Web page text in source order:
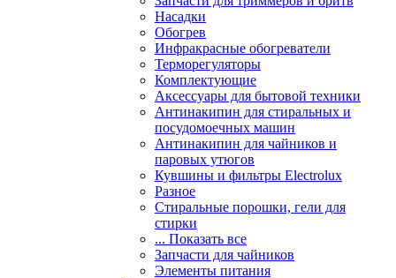
Насадки
Обогрев
Инфракрасные обогреватели
Терморегуляторы
Комплектующие
Аксессуары для бытовой техники
Антинакипин для стиральных и
посудомоечных машин
Антинакипин для чайников и
паровых утюгов
Кувшины и фильтры Electrolux
Разное
Стиральные порошки, гели для
стирки
... Показать все
Запчасти для чайников
Элементы питания